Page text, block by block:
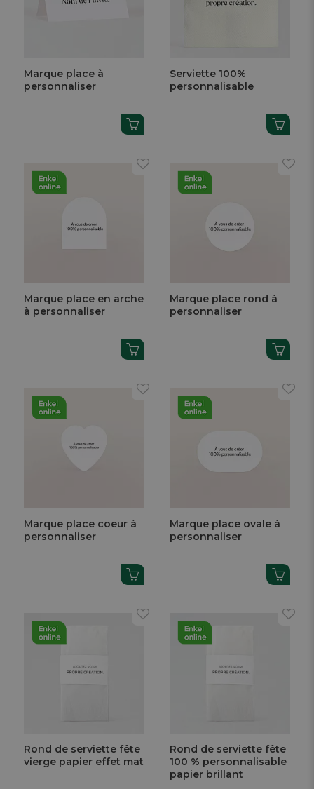
Marque place à
personnaliser
Serviette 100%
personnalisable
Marque place en arche
à personnaliser
Marque place rond à
personnaliser
Marque place coeur à
personnaliser
Marque place ovale à
personnaliser
Rond de serviette fête
vierge papier effet mat
Rond de serviette fête
100 % personnalisable
papier brillant